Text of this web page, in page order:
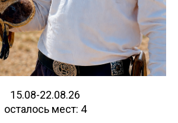
15.08-22.08.26
осталось мест: 4